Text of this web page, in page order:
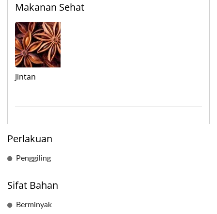
Makanan Sehat
Jintan
Perlakuan
Penggiling
Sifat Bahan
Berminyak